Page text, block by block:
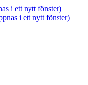
i ett nytt fönster)
i ett nytt fönster)